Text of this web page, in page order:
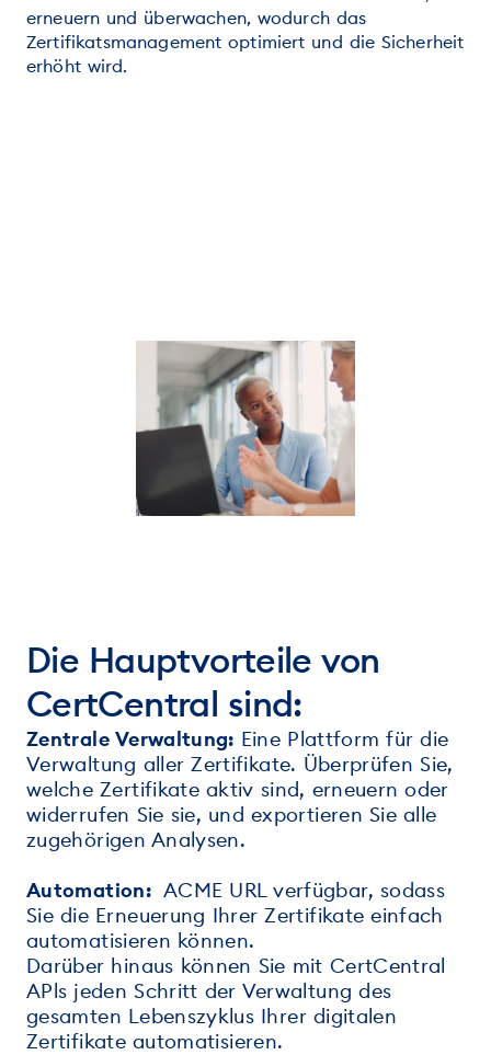
erneuern und überwachen, wodurch das
Zertifikatsmanagement optimiert und die Sicherheit
erhöht wird.
Die Hauptvorteile von
CertCentral sind:
Zentrale Verwaltung: Eine Plattform für die
Verwaltung aller Zertifikate. Überprüfen Sie,
welche Zertifikate aktiv sind, erneuern oder
widerrufen Sie sie, und exportieren Sie alle
zugehörigen Analysen.
Automation: ACME URL verfügbar, sodass
Sie die Erneuerung Ihrer Zertifikate einfach
automatisieren können.
Darüber hinaus können Sie mit CertCentral
APls jeden Schritt der Verwaltung des
gesamten Lebenszyklus Ihrer digitalen
Zertifikate automatisieren.